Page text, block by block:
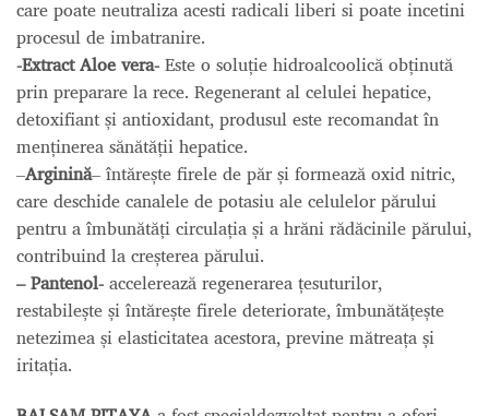
care poate neutraliza acesti radicali liberi si poate incetini
procesul de imbatranire.
-Extract Aloe vera-Este o soluție hidroalcoolică obținută
prin preparare la rece. Regenerant al celulei hepatice,
detoxifiant și antioxidant, produsul este recomandat în
menținerea sănătății hepatice.
–Arginină– întărește firele de păr și formează oxid nitric,
care deschide canalele de potasiu ale celulelor părului
pentru a îmbunătăți circulația și a hrăni rădăcinile părului,
contribuind la creșterea părului.
– Pantenol-accelerează regenerarea țesuturilor,
restabilește și întărește firele deteriorate, îmbunătățește
netezimea și elasticitatea acestora, previne mătreața și
iritația.